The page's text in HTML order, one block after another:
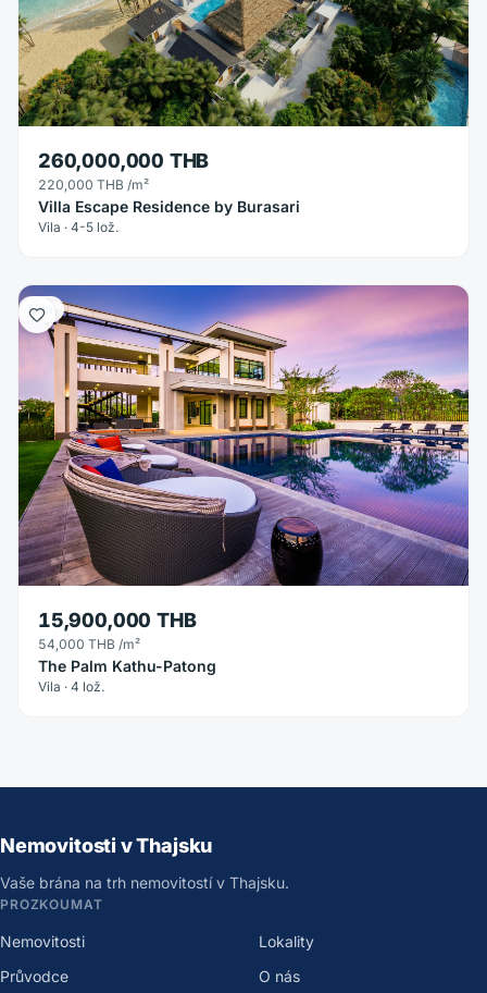
260,000,000 THB
220,000 THB /m²
Villa Escape Residence by Burasari
Vila · 4-5 lož.
Vila
15,900,000 THB
54,000 THB /m²
The Palm Kathu-Patong
Vila · 4 lož.
Nemovitosti v Thajsku
Vaše brána na trh nemovitostí v Thajsku.
PROZKOUMAT
Nemovitosti
Lokality
Průvodce
O nás